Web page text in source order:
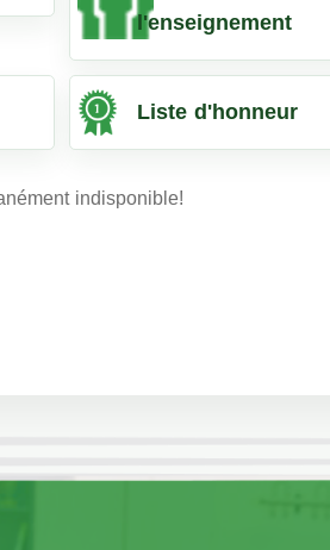
l'enseignement
Liste d'honneur
indisponible!